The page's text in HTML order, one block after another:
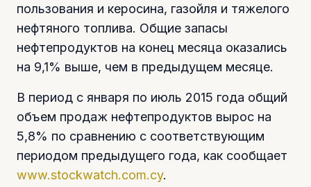
пользования и керосина, газойля и тяжелого
нефтяного топлива. Общие запасы
нефтепродуктов на конец месяца оказались
на 9,1% выше, чем в предыдущем месяце.
В период с января по июль 2015 года общий
объем продаж нефтепродуктов вырос на
5,8% по сравнению с соответствующим
периодом предыдущего года, как сообщает
www.stockwatch.com.cy.